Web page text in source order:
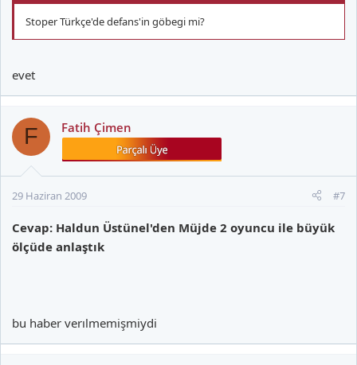
Stoper Türkçe'de defans'in göbegi mi?
evet
F Fatih Çimen
29 Haziran 2009 #7
Cevap: Haldun Üstünel'den Müjde 2 oyuncu ile büyük
ölçüde anlaştık
bu haber verılmemişmiydi